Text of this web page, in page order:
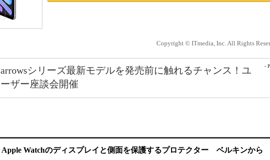
Copyright © ITmedia, Inc. All Rights
-
arrowsシリーズ最新モデルを発売前に触れるチャンス！ユ
ーザー座談会開催
Apple Watchのディスプレイと側面を保護するプロテクター ベルキンから